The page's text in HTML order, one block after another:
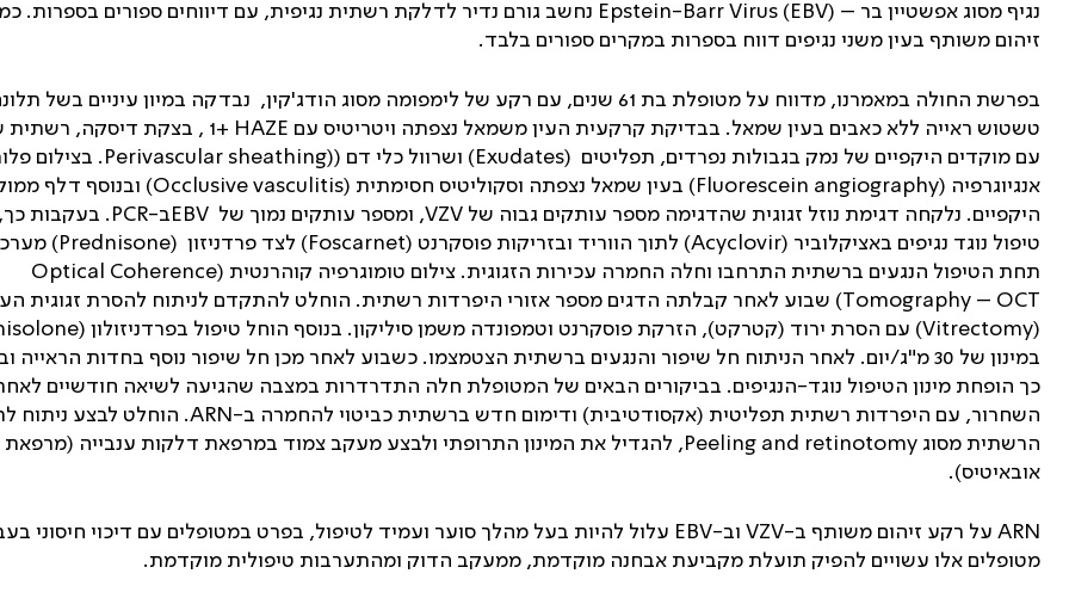
נגיף מסוג אפשטיין בר – Epstein-Barr Virus (EBV) נחשב גורם נדיר לדלקת רשתית נגיפית, עם דיווחים ספורים בספרות.
זיהום משותף בעין משני נגיפים דווח בספרות במקרים ספורים בלבד.
בפרשת החולה במאמרנו, מדווח על מטופלת בת 61 שנים, עם רקע של לימפומה מסוג הודג'קין, נבדקה במיון עיניים בשל
טשטוש ראייה ללא כאבים בעין שמאל. בבדיקת קרקעית העין משמאל נצפתה ויטריטיס עם HAZE
+1 , בצקת דיסקה,
עם מוקדים היקפיים של נמק בגבולות נפרדים, תפליטים (Exudates) ושרוול כלי דם ((Perivascular sheathing
. בצילום
אנגיוגרפיה (Fluorescein angiography) בעין שמאל נצפתה וסקוליטיס חסימתית (Occlusive vasculitis) ובנוסף דלף
היקפיים. נלקחה דגימת נוזל זגוגית שהדגימה מספר עותקים גבוה שלVZV, ומספר עותקים נמוך של EBV ב-PCR . בעקבות
טיפול נוגד נגיפים באציקלוביר (Acyclovir) לתוך הווריד ובזריקות פוסקרנט (Foscarnet) לצד פרדניזון (Prednisone)
תחת הטיפול הנגעים ברשתית התרחבו וחלה החמרה עכירות הזגוגית. צילום טומוגרפיה קוהרנטית
(Optical Coherence
Tomography – OCT) שבוע לאחר קבלתה הדגים מספר אזורי היפרדות רשתית. הוחלט להתקדם לניתוח להסרת זגוגית
(
Vitrectomy) עם הסרת ירוד (קטרקט), הזרקת פוסקרנט וטמפונדה משמן סיליקון. בנוסף הוחל טיפול בפרדניזולון (Prednisolone)
במינון של 30 מ"ג/יום. לאחר הניתוח חל שיפור והנגעים ברשתית הצטמצמו. כשבוע לאחר מכן חל שיפור נוסף בחדות הראייה
כך הופחת מינון הטיפול נוגד-הנגיפים. בביקורים הבאים של המטופלת חלה התדרדרות במצבה שהגיעה לשיאה חודשיים
השחרור, עם היפרדות רשתית תפליטית (אקסודטיבית) ודימום חדש ברשתית כביטוי להחמרה ב- ARN. הוחלט לבצע ניתוח
הרשתית מסוגPeeling and retinotomy , להגדיל את המינון התרופתי ולבצע מעקב צמוד במרפאת דלקות ענבייה (מרפאת
אובאיטיס).
ARN על רקע זיהום משותף ב-VZV וב-EBV עלול להיות בעל מהלך סוער ועמיד לטיפול, בפרט במטופלים עם דיכוי חיסוני
מטופלים אלו עשויים להפיק תועלת מקביעת אבחנה מוקדמת, ממעקב הדוק ומהתערבות טיפולית מוקדמת.